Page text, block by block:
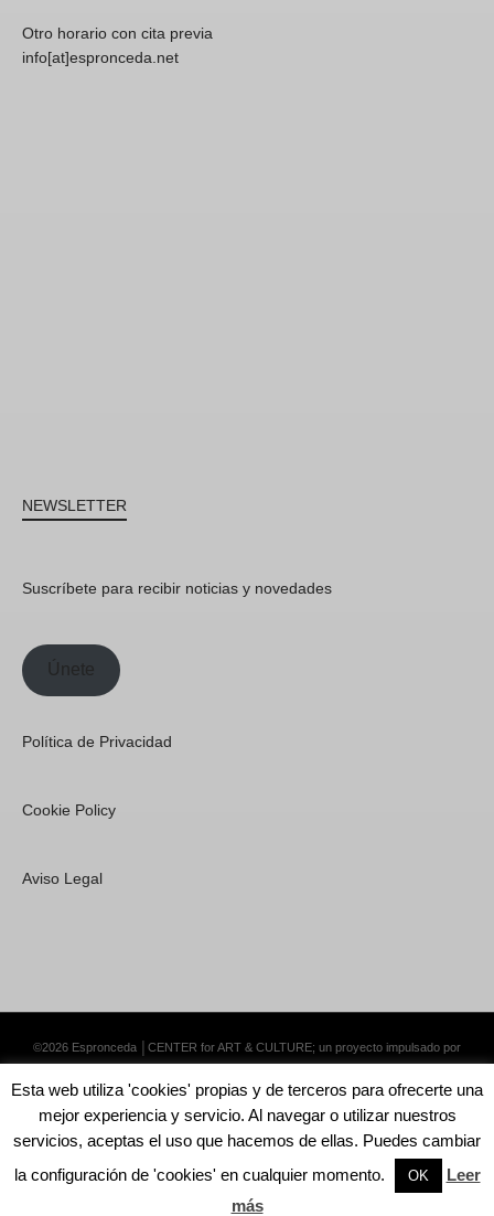
Otro horario con cita previa
info[at]espronceda.net
NEWSLETTER
Suscríbete para recibir noticias y novedades
Únete
Política de Privacidad
Cookie Policy
Aviso Legal
©2026 Espronceda │CENTER for ART & CULTURE; un proyecto impulsado por
Esta web utiliza 'cookies' propias y de terceros para ofrecerte una
mejor experiencia y servicio. Al navegar o utilizar nuestros
servicios, aceptas el uso que hacemos de ellas. Puedes cambiar
la configuración de 'cookies' en cualquier momento.
OK
Leer
más
English Català Español